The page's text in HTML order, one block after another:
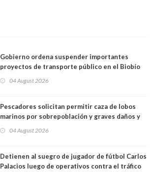
Gobierno ordena suspender importantes
proyectos de transporte público en el Biobío
04 August 2026
Pescadores solicitan permitir caza de lobos
marinos por sobrepoblación y graves daños y
04 August 2026
Detienen al suegro de jugador de fútbol Carlos
Palacios luego de operativos contra el tráfico